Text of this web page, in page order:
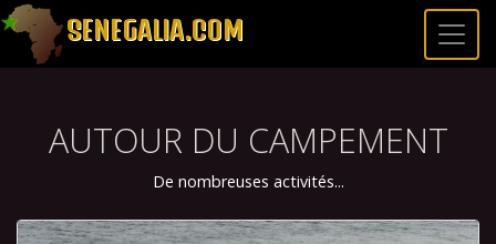
SENEGALIA.COM
AUTOUR DU CAMPEMENT
De nombreuses activités...